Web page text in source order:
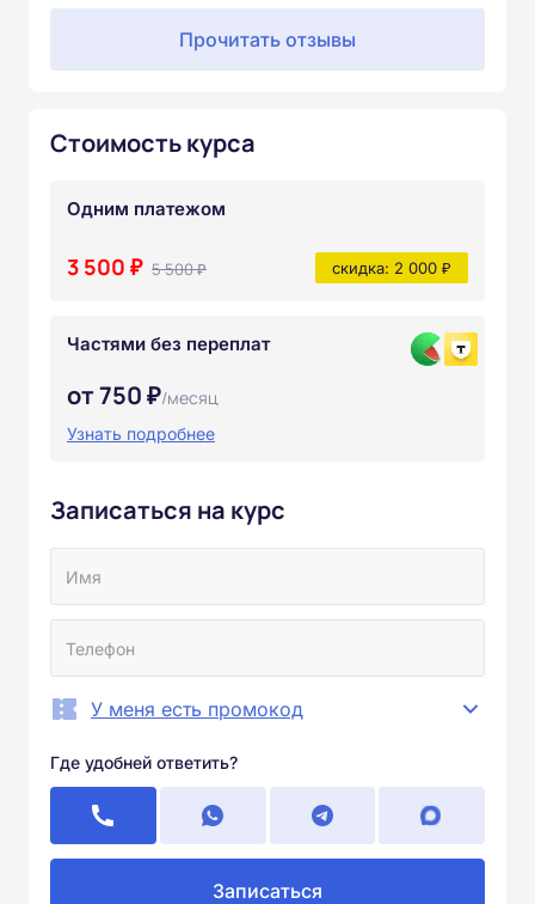
Прочитать отзывы
Стоимость курса
Одним платежом
3 500 ₽ 5 500 ₽ скидка: 2 000 ₽
Частями без переплат
от 750 ₽/месяц
Узнать подробнее
Записаться на курс
У меня есть промокод
Где удобней ответить?
Записаться